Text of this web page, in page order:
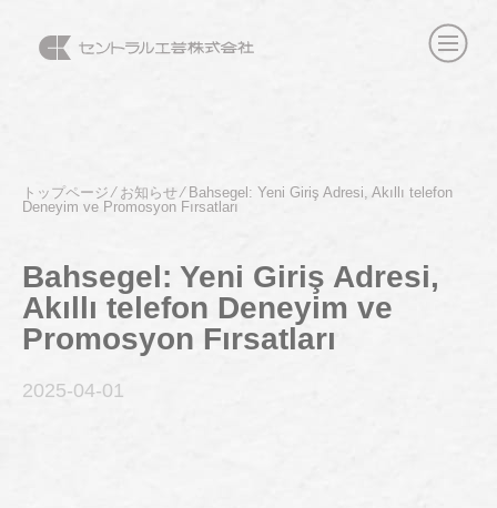
トップページ⁄ お知らせ⁄ Bahsegel: Yeni Giriş Adresi, Akıllı telefon
Deneyim ve Promosyon Fırsatları
Bahsegel: Yeni Giriş Adresi,
Akıllı telefon Deneyim ve
Promosyon Fırsatları
2025-04-01